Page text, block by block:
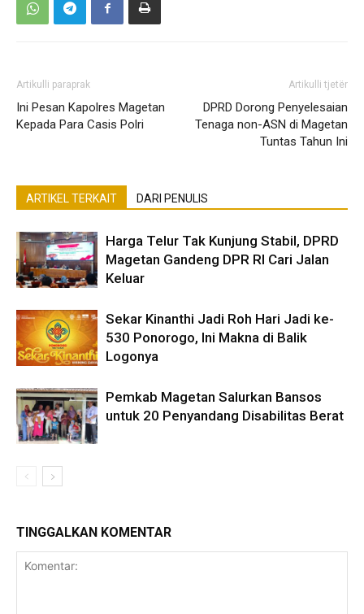
Artikulli paraprak
Ini Pesan Kapolres Magetan
Kepada Para Casis Polri
Artikulli tjetër
DPRD Dorong Penyelesaian
Tenaga non-ASN di Magetan
Tuntas Tahun Ini
ARTIKEL TERKAIT DARI PENULIS
Harga Telur Tak Kunjung Stabil, DPRD
Magetan Gandeng DPR RI Cari Jalan
Keluar
Sekar Kinanthi Jadi Roh Hari Jadi ke-
530 Ponorogo, Ini Makna di Balik
Logonya
Pemkab Magetan Salurkan Bansos
untuk 20 Penyandang Disabilitas Berat
TINGGALKAN KOMENTAR